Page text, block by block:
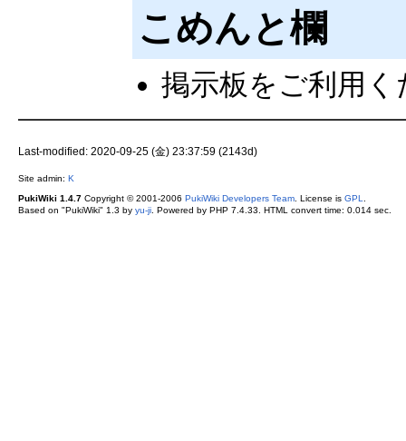
こめんと欄
掲示板をご利用
Last-modified: 2020-09-25 (金) 23:37:59 (2143d)
Site admin: K
PukiWiki 1.4.7Copyright © 2001-2006 PukiWiki Developers Team. License is GPL
Based on "PukiWiki" 1.3 by yu-ji. Powered by PHP 7.4.33. HTML convert time: 0.014 sec.